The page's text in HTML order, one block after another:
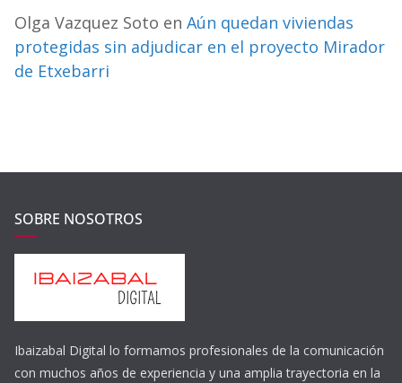
Olga Vazquez Soto en Aún quedan viviendas
protegidas sin adjudicar en el proyecto Mirador
de Etxebarri
SOBRE NOSOTROS
Ibaizabal Digital lo formamos profesionales de la comunicación
con muchos años de experiencia y una amplia trayectoria en la